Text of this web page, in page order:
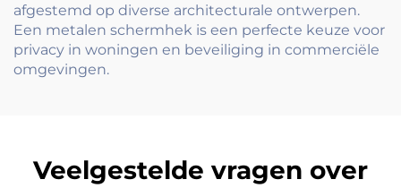
afgestemd op diverse architecturale ontwerpen.
Een metalen schermhek is een perfecte keuze voor
privacy in woningen en beveiliging in commerciële
omgevingen.
Veelgestelde vragen over